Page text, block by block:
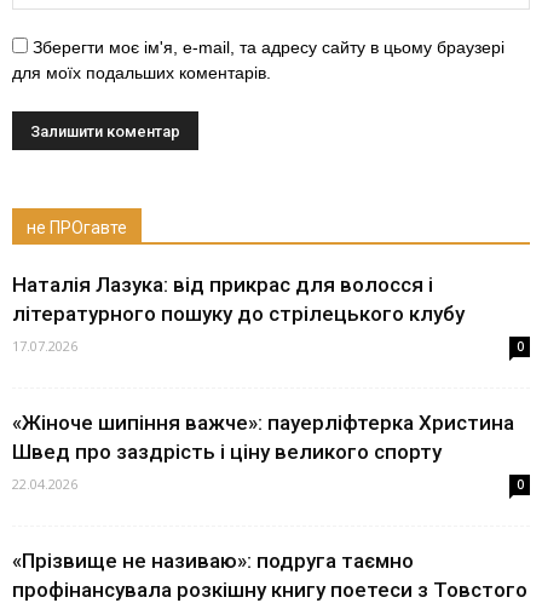
Зберегти моє ім'я, e-mail, та адресу сайту в цьому браузері
для моїх подальших коментарів.
не ПРОгавте
Наталія Лазука: від прикрас для волосся і
літературного пошуку до стрілецького клубу
17.07.2026 0
«Жіноче шипіння важче»: пауерліфтерка Христина
Швед про заздрість і ціну великого спорту
22.04.2026 0
«Прізвище не називаю»: подруга таємно
профінансувала розкішну книгу поетеси з Товстого